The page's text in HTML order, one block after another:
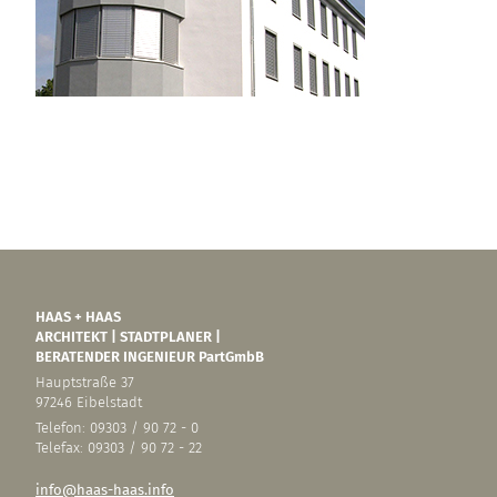
HAAS + HAAS
ARCHITEKT | STADTPLANER |
BERATENDER INGENIEUR PartGmbB
Hauptstraße 37
97246 Eibelstadt
Telefon: 09303 / 90 72 - 0
Telefax: 09303 / 90 72 - 22
info@haas-haas.info